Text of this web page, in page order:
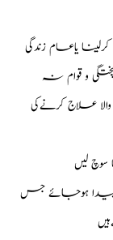
یاعام زندگی
و قوام نہ
علاج کرنےکی
لیں
ہوجائے جس